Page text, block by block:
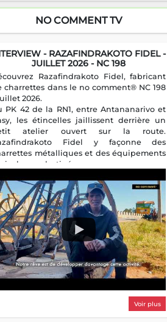
NO COMMENT TV
- RAZAFINDRAKOTO FIDEL -
JUILLET 2026 - NC 198
Razafindrakoto Fidel, fabricant
charrettes dans le no comment® NC 198
2026.
PK 42 de la RN1, entre Antananarivo et
les étincelles jaillissent derrière un
atelier ouvert sur la route.
Fidel y façonne des
métalliques et des équipements
destinés aux campagnes
il perpétue un métier discret mais
Voir plus